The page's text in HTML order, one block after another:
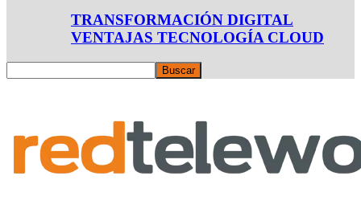
TRANSFORMACIÓN DIGITAL
VENTAJAS TECNOLOGÍA CLOUD